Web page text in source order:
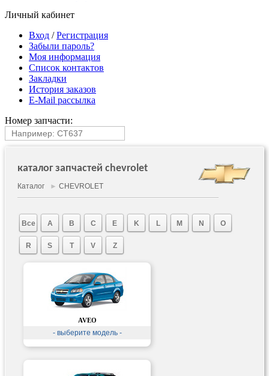
Личный кабинет
Вход /Регистрация
Забыли пароль?
Моя информация
Список контактов
Закладки
История заказов
E-Mail рассылка
Номер запчасти:
каталог запчастей chevrolet
Каталог ► CHEVROLET
Все A B C E K L M N O
R S T V Z
AVEO
- выберите модель -